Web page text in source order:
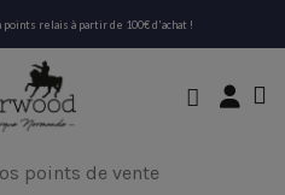
relais à partir de 100€ d'achat !
points de vente